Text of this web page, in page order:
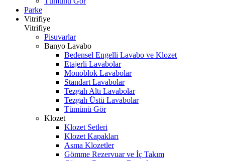
Parke
Vitrifiye
Vitrifiye
Pisuvarlar
Banyo Lavabo
Bedensel Engelli Lavabo ve Klozet
Etajerli Lavabolar
Monoblok Lavabolar
Standart Lavabolar
Tezgah Altı Lavabolar
Tezgah Üstü Lavabolar
Tümünü Gör
Klozet
Klozet Setleri
Klozet Kapakları
Asma Klozetler
Gömme Rezervuar ve İç Takım